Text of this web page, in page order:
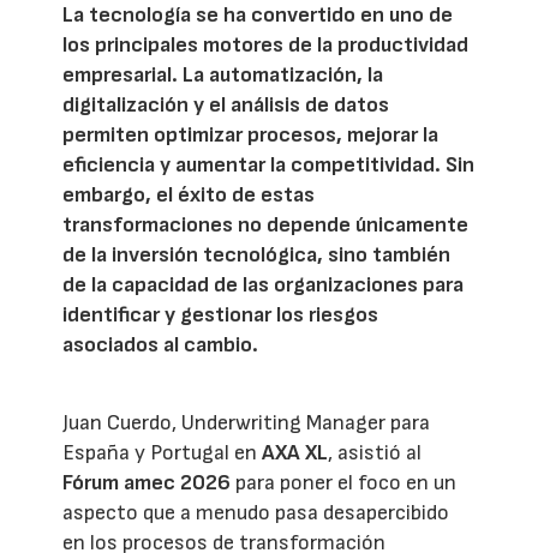
La tecnología se ha convertido en uno de
los principales motores de la productividad
empresarial. La automatización, la
digitalización y el análisis de datos
permiten optimizar procesos, mejorar la
eficiencia y aumentar la competitividad. Sin
embargo, el éxito de estas
transformaciones no depende únicamente
de la inversión tecnológica, sino también
de la capacidad de las organizaciones para
identificar y gestionar los riesgos
asociados al cambio.
Juan Cuerdo, Underwriting Manager para
España y Portugal enAXA XL, asistió al
Fórum amec 2026 para poner el foco en un
aspecto que a menudo pasa desapercibido
en los procesos de transformación